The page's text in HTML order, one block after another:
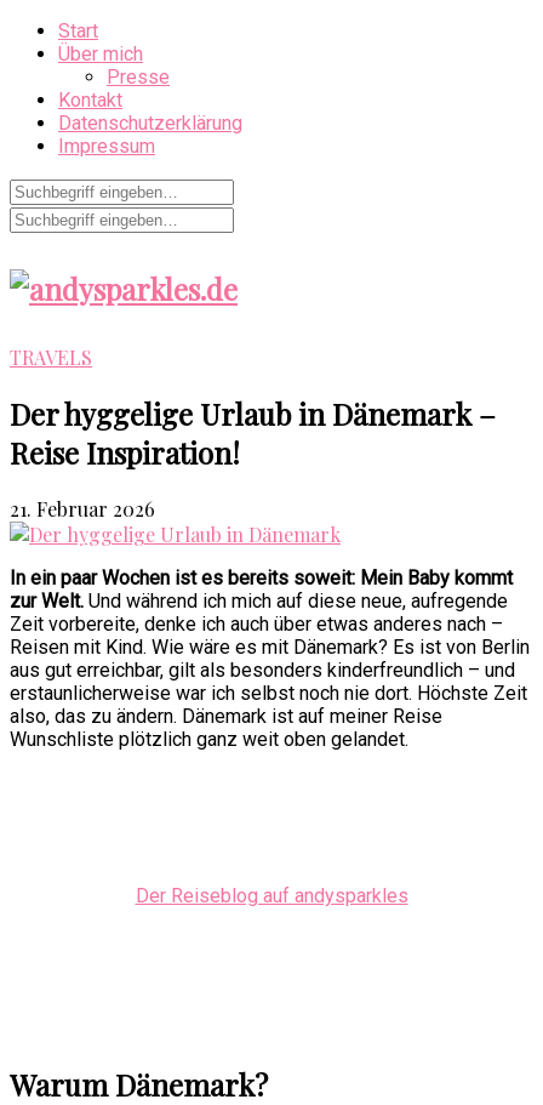
Start
Über mich
Presse
Kontakt
Datenschutzerklärung
Impressum
TRAVELS
Der hyggelige Urlaub in Dänemark –
Reise Inspiration!
21. Februar 2026
In ein paar Wochen ist es bereits soweit: Mein Baby kommt
zur Welt. Und während ich mich auf diese neue, aufregende
Zeit vorbereite, denke ich auch über etwas anderes nach –
Reisen mit Kind. Wie wäre es mit Dänemark? Es ist von Berlin
aus gut erreichbar, gilt als besonders kinderfreundlich – und
erstaunlicherweise war ich selbst noch nie dort. Höchste Zeit
also, das zu ändern. Dänemark ist auf meiner Reise
Wunschliste plötzlich ganz weit oben gelandet.
Der Reiseblog auf andysparkles
Warum Dänemark?